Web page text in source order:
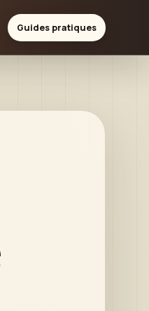
Guides pratiques